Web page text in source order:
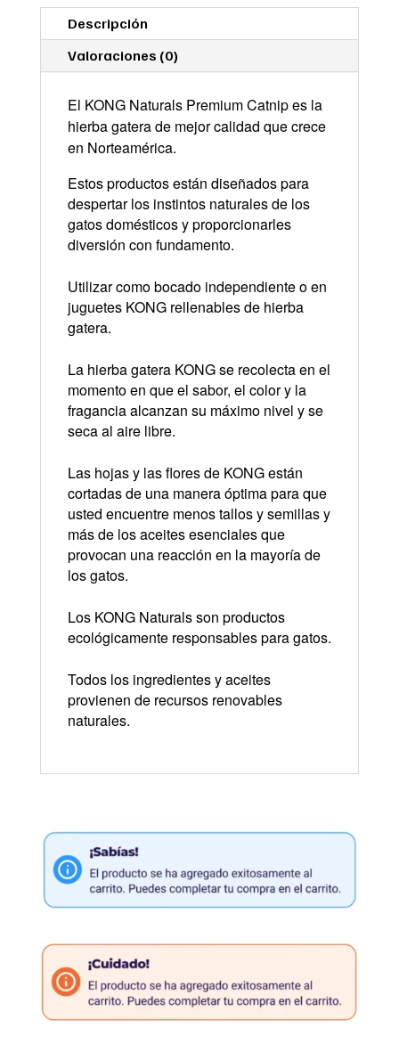
Descripción
Valoraciones (0)
El KONG Naturals Premium Catnip es la
hierba gatera de mejor calidad que crece
en Norteamérica.
Estos productos están diseñados para
despertar los instintos naturales de los
gatos domésticos y proporcionarles
diversión con fundamento.
Utilizar como bocado independiente o en
juguetes KONG rellenables de hierba
gatera.
La hierba gatera KONG se recolecta en el
momento en que el sabor, el color y la
fragancia alcanzan su máximo nivel y se
seca al aire libre.
Las hojas y las flores de KONG están
cortadas de una manera óptima para que
usted encuentre menos tallos y semillas y
más de los aceites esenciales que
provocan una reacción en la mayoría de
los gatos.
Los KONG Naturals son productos
ecológicamente responsables para gatos.
Todos los ingredientes y aceites
provienen de recursos renovables
naturales.